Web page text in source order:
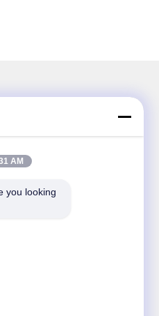
こちらで受付しておりま
AM
you looking